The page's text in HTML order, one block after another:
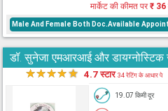
मार्केट की कीमत पर₹ 36
Male And Female Both Doc.Available
डॉ. सुनेजा एमआरआई और डायग्नोस्टिक
★★★★★ 4.7 स्टार34 रेटिंग के आधार पे
19.07 किमी दूर